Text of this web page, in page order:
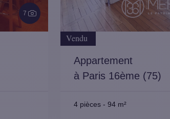
7
Vendu
Appartement
à Paris 16ème (75)
4 pièces - 94 m²